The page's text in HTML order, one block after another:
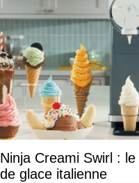
Ninja Creami Swirl :
de glace italienne